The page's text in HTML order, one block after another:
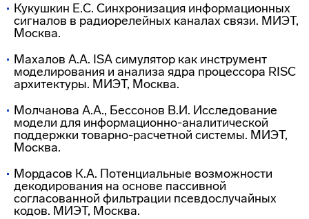
Кукушкин Е.С. Синхронизация информационных
сигналов в радиорелейных каналах связи. МИЭТ,
Москва.
Махалов А.А. ISA симулятор как инструмент
моделирования и анализа ядра процессора RISC
архитектуры. МИЭТ, Москва.
Молчанова А.А., Бессонов В.И. Исследование
модели для информационно-аналитической
поддержки товарно-расчетной системы. МИЭТ,
Москва.
Мордасов К.А. Потенциальные возможности
декодирования на основе пассивной
согласованной фильтрации псевдослучайных
кодов. МИЭТ, Москва.